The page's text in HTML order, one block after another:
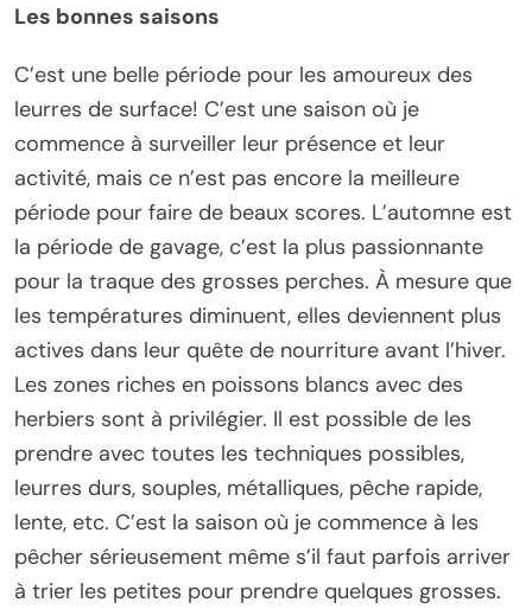
Les bonnes saisons
C’est une belle période pour les amoureux des
leurres de surface! C’est une saison où je
commence à surveiller leur présence et leur
activité, mais ce n’est pas encore la meilleure
période pour faire de beaux scores. L’automne est
la période de gavage, c’est la plus passionnante
pour la traque des grosses perches. À mesure que
les températures diminuent, elles deviennent plus
actives dans leur quête de nourriture avant l’hiver.
Les zones riches en poissons blancs avec des
herbiers sont à privilégier. Il est possible de les
prendre avec toutes les techniques possibles,
leurres durs, souples, métalliques, pêche rapide,
lente, etc. C’est la saison où je commence à les
pêcher sérieusement même s’il faut parfois arriver
à trier les petites pour prendre quelques grosses.